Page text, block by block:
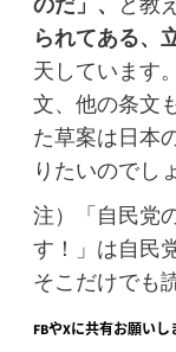
のだ」、
と教
られてある、
天しています
文、他の条文
た草案は日本
りたいのでし
注）「自民党
す！」は自民
そこだけでも
FBやXに共有お願いし